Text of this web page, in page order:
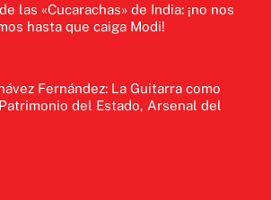
las «Cucarachas» de India: ¡no nos
hasta que caiga Modi!
Fernández: La Guitarra como
del Estado, Arsenal del